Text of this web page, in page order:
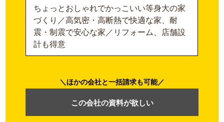
ちょっとおしゃれでかっこいい等身大の家
づくり／高気密・高断熱で快適な家、耐
震・制震で安心な家／リフォーム、店舗設
計も得意
ほかの会社と一括請求も可能
この会社の資料が欲しい